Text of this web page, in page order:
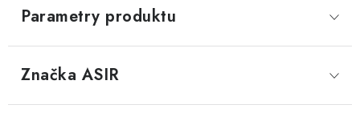
Parametry produktu
Značka ASIR